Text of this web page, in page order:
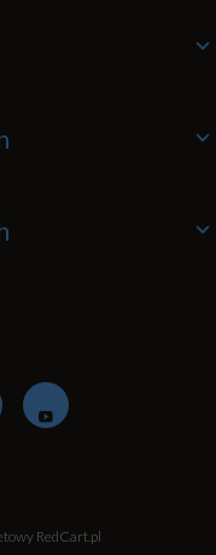
RedCart.pl